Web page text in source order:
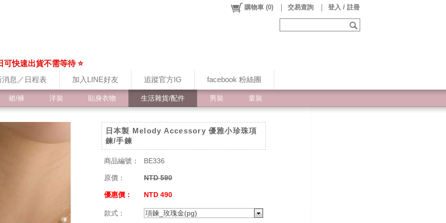
消息／日程表 加入LINE好友 追蹤官方IG facebook 粉絲團
購物車 (0) 交易查詢 登入 / 註冊
可快速出貨不需等待 ⭐
裙/褲 洋裝 貼身衣物 生活雜貨/配件 男裝 童裝
日本製 Melody Accessory 優雅小珍珠項
鍊/手鍊
商品編號： BE336
原價： NTD 590
優惠價： NTD 490
款式： 項鍊_玫瑰金(pg)